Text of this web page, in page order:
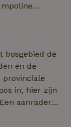
In het
is
(met zicht
terras. De
een
en drie
bosgebied de
en de
provinciale
in, hier zijn
bezoek